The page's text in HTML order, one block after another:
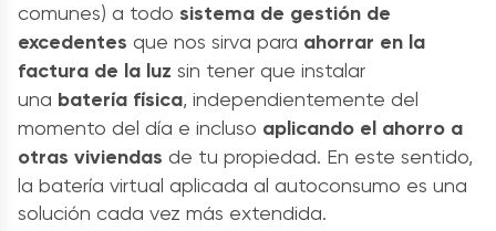
comunes) a todo sistema de gestión de
excedentes que nos sirva para ahorrar en la
factura de la luz sin tener que instalar
una batería física, independientemente del
momento del día e incluso aplicando el ahorro a
otras viviendas de tu propiedad. En este sentido,
la batería virtual aplicada al autoconsumo es una
solución cada vez más extendida.